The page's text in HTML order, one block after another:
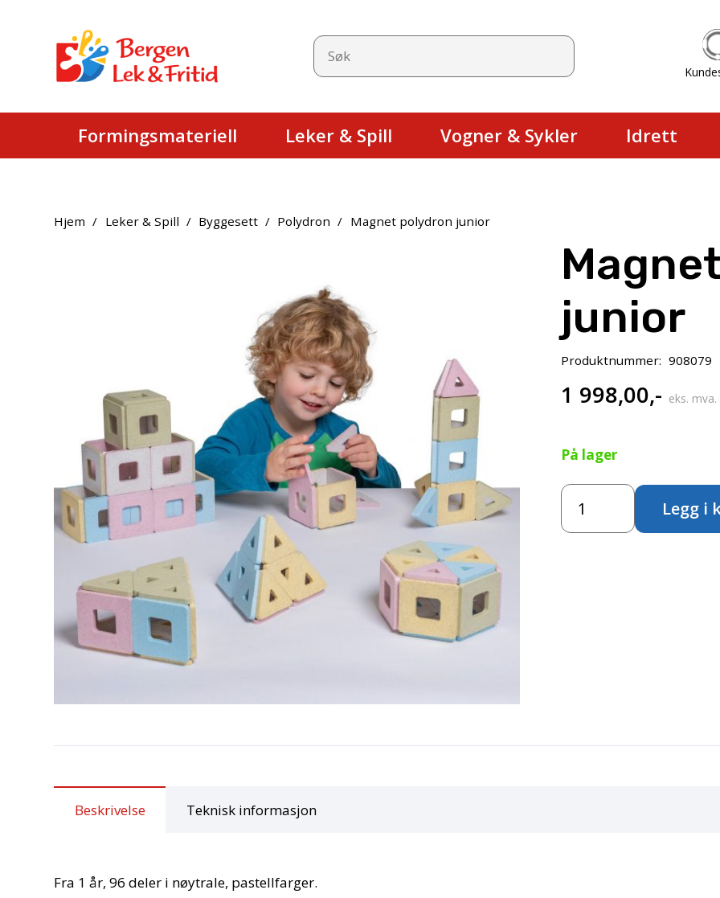
Formingsmateriell Leker & Spill Vogner & Sykler Idrett
Hjem / Leker & Spill / Byggesett / Polydron / Magnet polydron junior
junior
Produktnummer: 908079
1 998,00,- eks. mva.
På lager
Magnet
polydron
junior
Legg i
Beskrivelse Teknisk informasjon
Fra 1 år, 96 deler i nøytrale, pastellfarger.